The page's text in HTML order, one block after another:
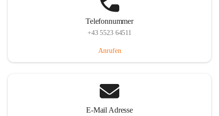
Telefonnummer
+43 5523 64511
Anrufen
E-Mail Adresse